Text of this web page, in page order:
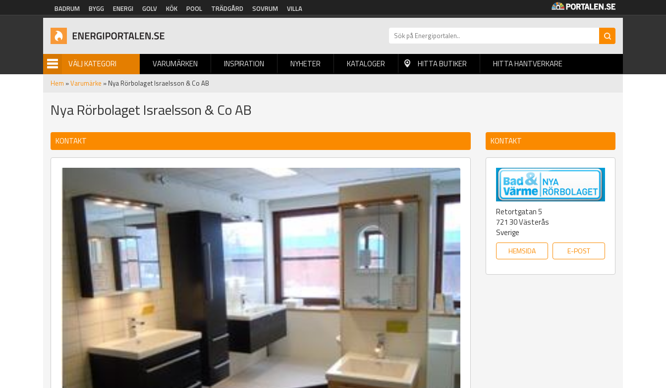
Hoppa till huvudinnehåll
BADRUM BYGG ENERGI GOLV KÖK POOL TRÄDGÅRD SOVRUM VILLA
VÄLJ KATEGORI VARUMÄRKEN INSPIRATION NYHETER
BILDGALLERI KATALOGER HITTA BUTIKER HITTA HANTVERKARE
Hem »Varumärke » Nya Rörbolaget Israelsson & Co AB
Nya Rörbolaget Israelsson & Co AB
KONTAKT KONTAKT
Retortgatan 5
721 30Västerås
Sverige
HEMSIDA E-POST